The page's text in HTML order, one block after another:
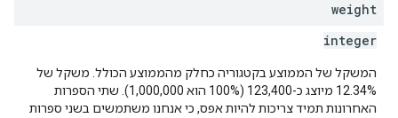
weight
integer
המשקל של הממוצע בקטגוריה כחלק מהממוצע הכולל. משקל של
12.34% מיוצג כ-123,400 (100% הוא 1,000,000). שתי הספרות
האחרונות תמיד צריכות להיות אפס, כי אנחנו משתמשים בשני ספרות